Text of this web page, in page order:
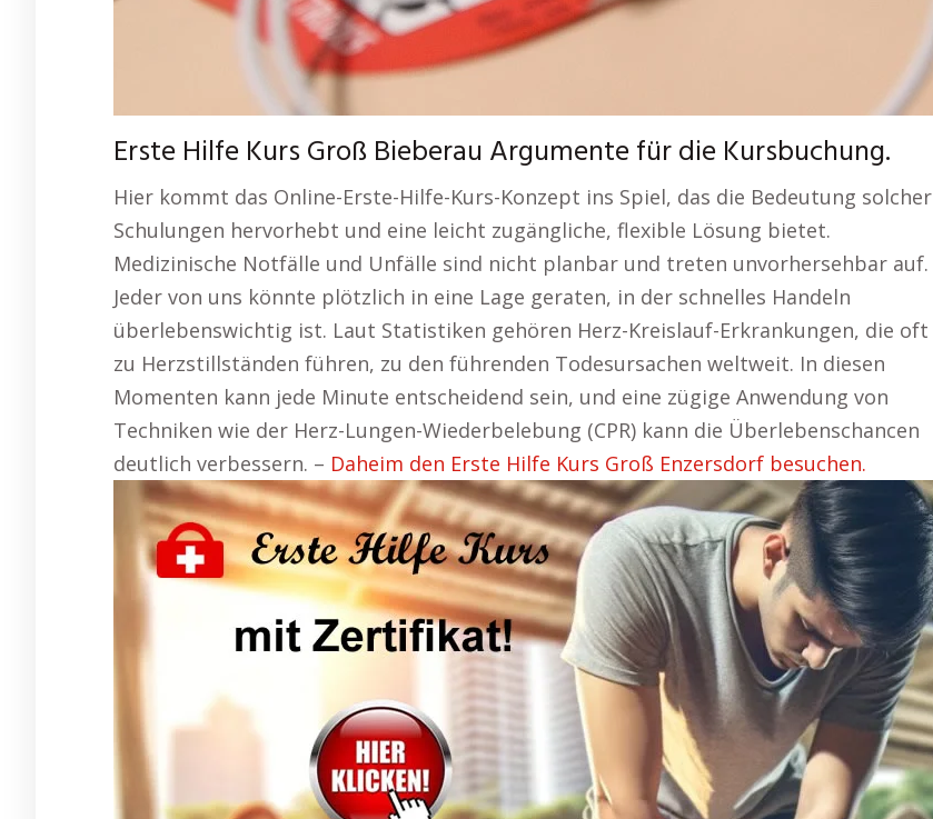
Erste Hilfe Kurs Groß Bieberau Argumente für die Kursbuchung.
Hier kommt das Online-Erste-Hilfe-Kurs-Konzept ins Spiel, das die Bedeutung solcher
Schulungen hervorhebt und eine leicht zugängliche, flexible Lösung bietet.
Medizinische Notfälle und Unfälle sind nicht planbar und treten unvorhersehbar auf.
Jeder von uns könnte plötzlich in eine Lage geraten, in der schnelles Handeln
überlebenswichtig ist. Laut Statistiken gehören Herz-Kreislauf-Erkrankungen, die oft
zu Herzstillständen führen, zu den führenden Todesursachen weltweit. In diesen
Momenten kann jede Minute entscheidend sein, und eine zügige Anwendung von
Techniken wie der Herz-Lungen-Wiederbelebung (CPR) kann die Überlebenschancen
deutlich verbessern. – Daheim den Erste Hilfe Kurs Groß Enzersdorf besuchen.